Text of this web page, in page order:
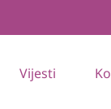
Vijesti